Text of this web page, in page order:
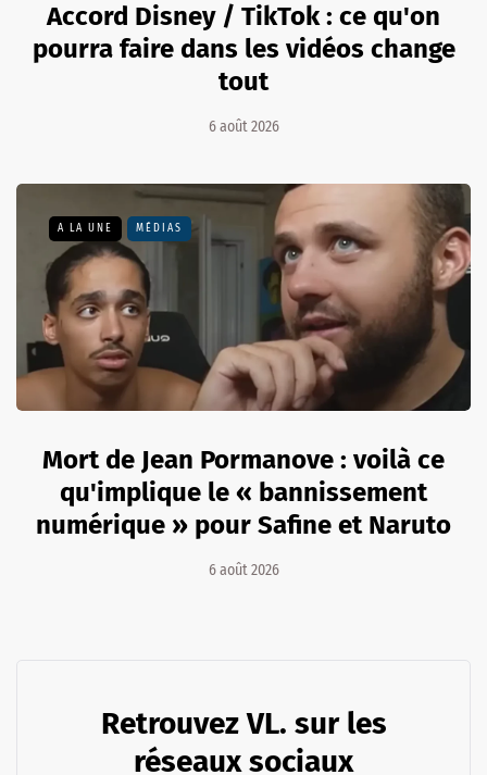
Accord Disney / TikTok : ce qu'on
pourra faire dans les vidéos change
tout
6 août 2026
A LA UNE MÉDIAS
Mort de Jean Pormanove : voilà ce
qu'implique le « bannissement
numérique » pour Safine et Naruto
6 août 2026
Retrouvez VL. sur les
réseaux sociaux